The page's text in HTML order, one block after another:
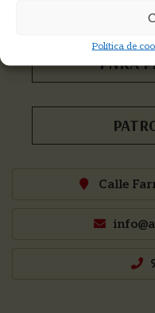
Política de
PNKA
Calle